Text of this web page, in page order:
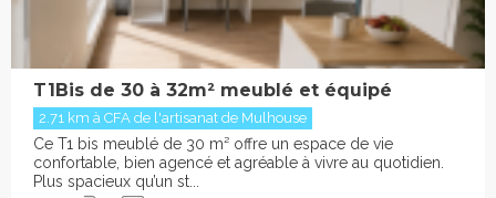
T1Bis de 30 à 32m² meublé et équipé
2.71 km à CFA de l'artisanat de Mulhouse
Ce T1 bis meublé de 30 m² offre un espace de vie
confortable, bien agencé et agréable à vivre au quotidien.
Plus spacieux qu’un st...